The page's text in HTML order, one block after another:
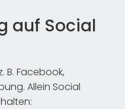
auf Social
B. Facebook,
Allein Social